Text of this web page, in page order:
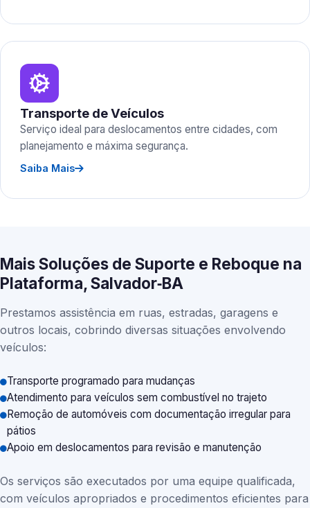
Transporte de Veículos
Serviço ideal para deslocamentos entre cidades, com
planejamento e máxima segurança.
Saiba Mais
Mais Soluções de Suporte e Reboque na
Plataforma, Salvador‑BA
Prestamos assistência em ruas, estradas, garagens e
outros locais, cobrindo diversas situações envolvendo
veículos:
Transporte programado para mudanças
Atendimento para veículos sem combustível no trajeto
Remoção de automóveis com documentação irregular para
pátios
Apoio em deslocamentos para revisão e manutenção
Os serviços são executados por uma equipe qualificada,
com veículos apropriados e procedimentos eficientes para